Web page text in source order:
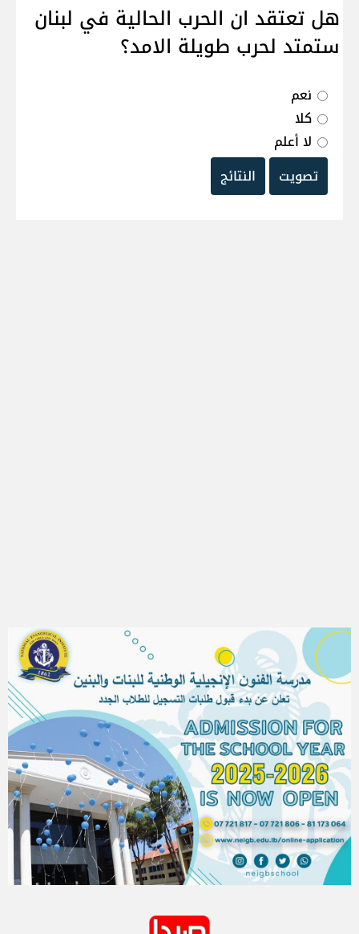
هل تعتقد ان الحرب الحالية في لبنان
ستمتد لحرب طويلة الامد؟
نعم
كلا
لا أعلم
تصويت
النتائج